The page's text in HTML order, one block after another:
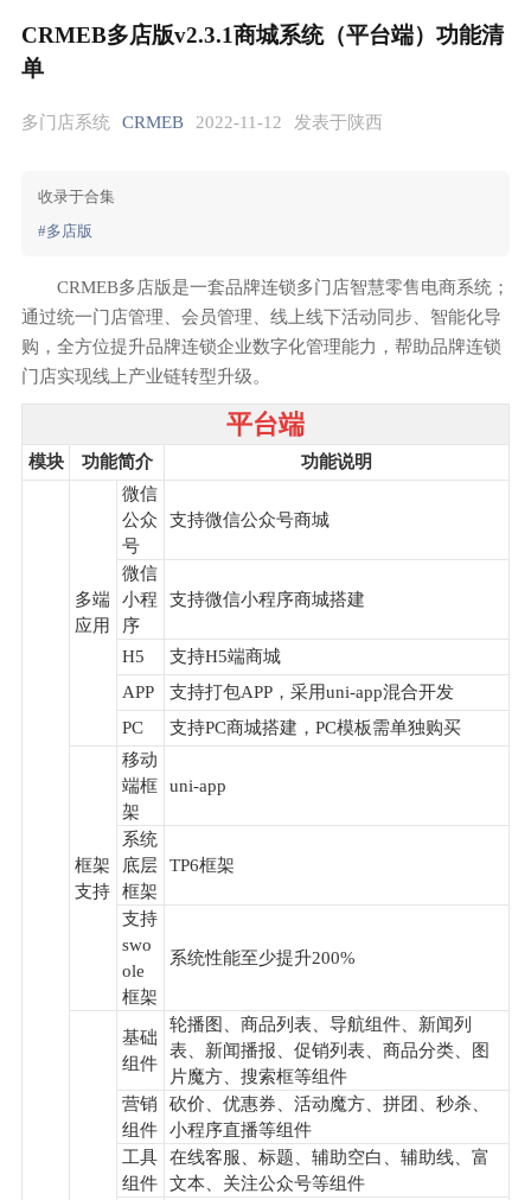
CRMEB多店版v2.3.1商城系统（平台端）功能清
单
多门店系统 CRMEB 2022-11-12 发表于陕西
收录于合集
#多店版
CRMEB多店版是一套品牌连锁多门店智慧零售电商系统；
通过统一门店管理、会员管理、线上线下活动同步、智能化导
购，全方位提升品牌连锁企业数字化管理能力，帮助品牌连锁
门店实现线上产业链转型升级。
平台端
模块 功能简介 功能说明
多端
应用
微信
公众
号
支持微信公众号商城
微信
小程
序
支持微信小程序商城搭建
H5
支持H5端商城
APP
支持打包APP，采用uni-app混合开发
PC
支持PC商城搭建，PC模板需单独购买
框架
支持
移动
端框
架
uni-app
系统
底层
框架
TP6框架
支持
swo
ole
框架
系统性能至少提升200%
基础
组件
轮播图、商品列表、导航组件、新闻列
表、新闻播报、促销列表、商品分类、图
片魔方、搜索框等组件
营销
组件
砍价、优惠券、活动魔方、拼团、秒杀、
小程序直播等组件
工具
组件
在线客服、标题、辅助空白、辅助线、富
文本、关注公众号等组件